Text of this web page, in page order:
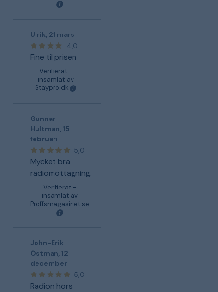
Ulrik, 21 mars
4,0
Fine til prisen
Verifierat -
insamlat av
Staypro.dk
Gunnar
Hultman, 15
februari
5,0
Mycket bra
radiomottagning.
Verifierat -
insamlat av
Proffsmagasinet.se
John-Erik
Östman, 12
december
5,0
Radion hörs